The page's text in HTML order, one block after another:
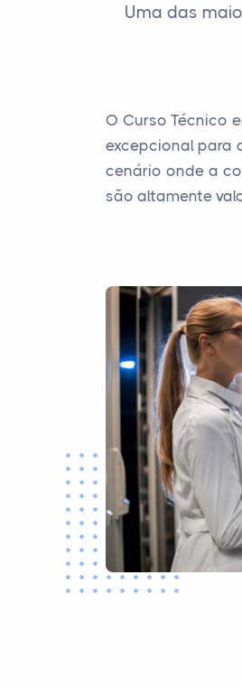
Uma das
O Curso Técnico
excepcional para
cenário onde a
são altamente